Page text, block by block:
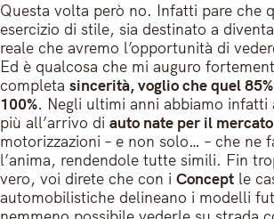
Questa volta però no. Infatti pare che
esercizio di stile, sia destinato a
reale che avremo l’opportunità di
Ed è qualcosa che mi auguro
completa sincerità, voglio che quel
100%. Negli ultimi anni abbiamo infatti
più all’arrivo di auto nate per il mercato
motorizzazioni – e non solo… – che ne
l’anima, rendendole tutte simili. Fin
vero, voi direte che con i Concept le
automobilistiche delineano i modelli